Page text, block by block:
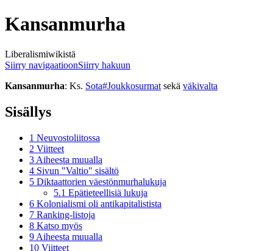
Kansanmurha
Liberalismiwikistä
Siirry navigaatioonSiirry hakuun
Kansanmurha: Ks. Sota#Joukkosurmat sekä väkivalta
Sisällys
1 Neuvostoliitossa
2 Viitteet
3 Aiheesta muualla
4 Sivun "Valtio" sisältö
5 Diktaattorien väestönmurhalukuja
5.1 Epätieteellisiä lukuja
6 Kolonialismi oli antikapitalistista
7 Ranking-listoja
8 Katso myös
9 Aiheesta muualla
10 Viitteet